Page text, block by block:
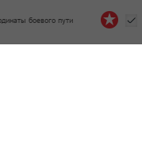
боевого пути